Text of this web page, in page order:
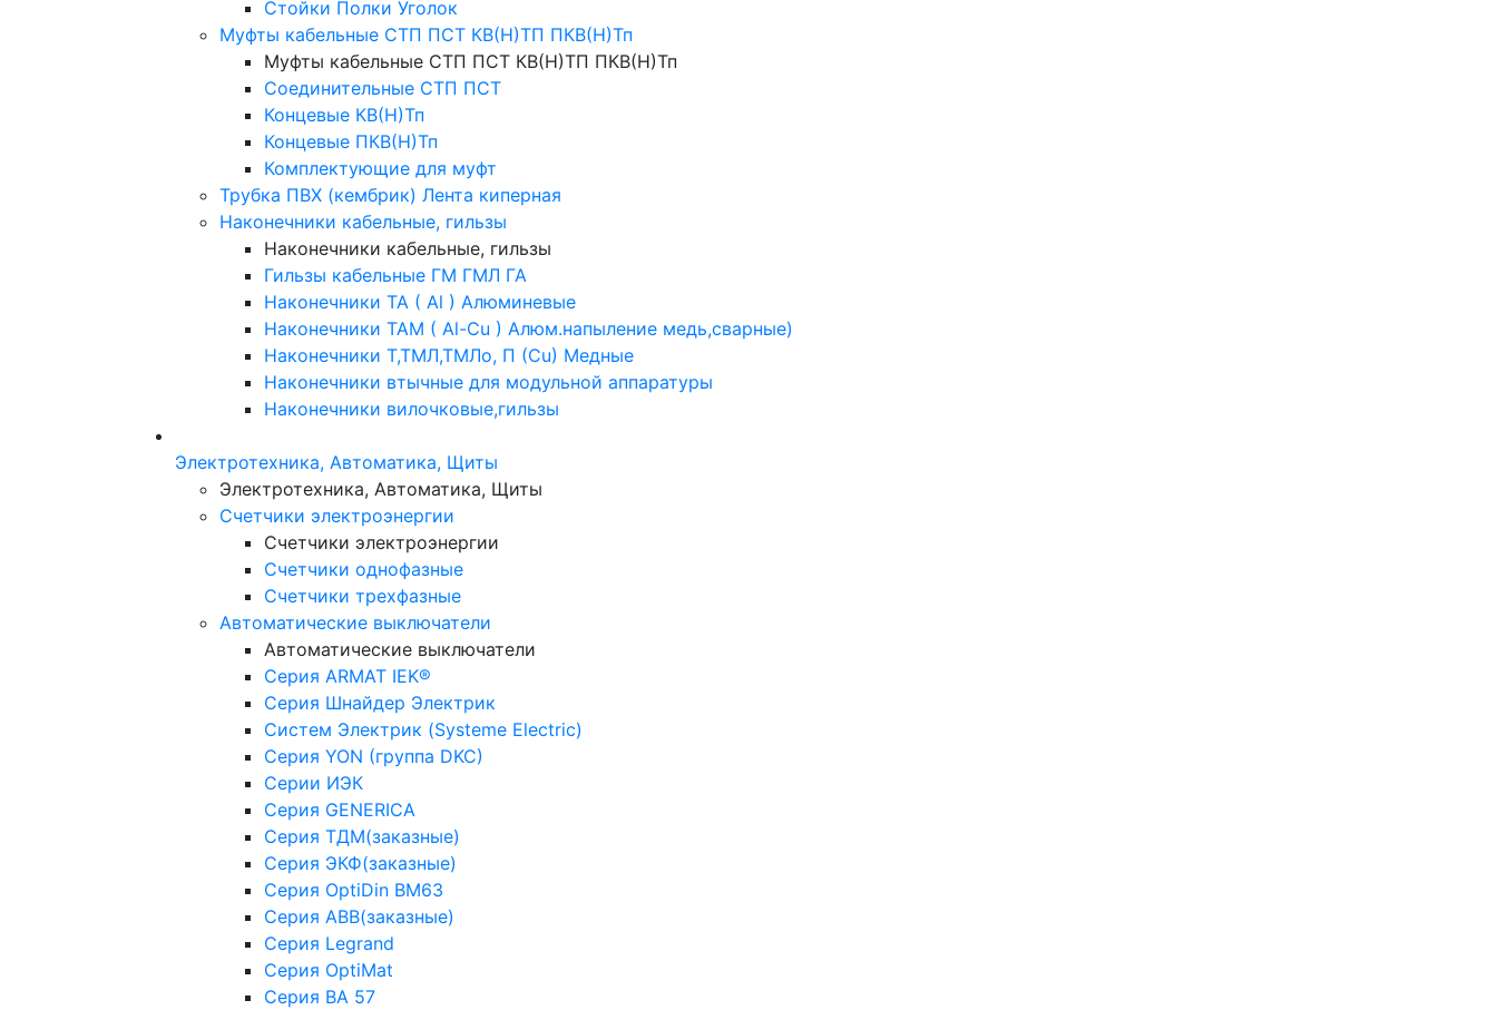
Стойки Полки Уголок
Муфты кабельные СТП ПСТ КВ(Н)ТП ПКВ(Н)Тп
Муфты кабельные СТП ПСТ КВ(Н)ТП ПКВ(Н)Тп
Соединительные СТП ПСТ
Концевые КВ(Н)Тп
Концевые ПКВ(Н)Тп
Комплектующие для муфт
Трубка ПВХ (кембрик) Лента киперная
Наконечники кабельные, гильзы
Наконечники кабельные, гильзы
Гильзы кабельные ГМ ГМЛ ГА
Наконечники ТА ( Al ) Алюминевые
Наконечники ТАМ ( Al-Cu ) Алюм.напыление медь,сварные)
Наконечники Т,ТМЛ,ТМЛо, П (Cu) Медные
Наконечники втычные для модульной аппаратуры
Наконечники вилочковые,гильзы
Электротехника, Автоматика, Щиты
Электротехника, Автоматика, Щиты
Счетчики электроэнергии
Счетчики электроэнергии
Счетчики однофазные
Счетчики трехфазные
Автоматические выключатели
Автоматические выключатели
Серия ARMAT IEK®
Серия Шнайдер Электрик
Систем Электрик (Systeme Electric)
Серия YON (группа DKC)
Серии ИЭК
Серия GENERICA
Серия ТДМ(заказные)
Серия ЭКФ(заказные)
Серия OptiDin BM63
Серия АВВ(заказные)
Серия Legrand
Серия OptiMat
Серия ВА 57